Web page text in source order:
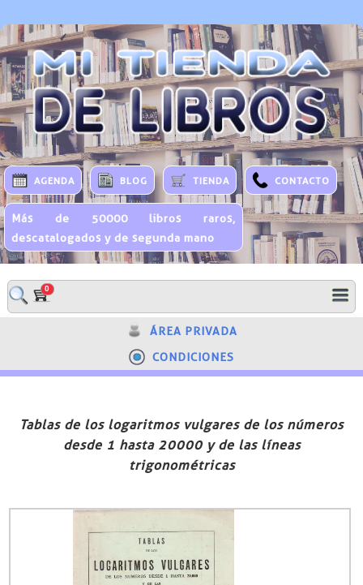
AGENDA BLOG TIENDA CONTACTO
Más de 50000 libros raros,
descatalogados y de segunda mano
0
ÁREA PRIVADA
CONDICIONES
Tablas de los logaritmos vulgares de los números
desde 1 hasta 20000 y de las líneas
trigonométricas